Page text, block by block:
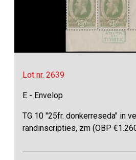
Lot nr. 2639
E - Envelop
TG 10 "25fr. donkerreseda" in
randinscripties, zm (OBP